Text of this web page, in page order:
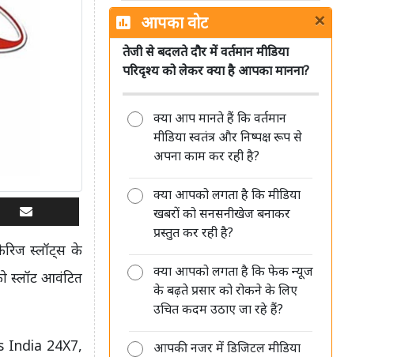
स्लॉट्स के
स्लॉट आवंटित
India 24X7,
पत्रकारिता का अगला भविष्य छोटे शहरों
और हाइपर लोकल रिपोर्टर्स के पास: शमशेर
सिंह
मीडिया की जवाबदेही सिर्फ जनता के प्रति
है, किसी सत्ता या विपक्ष के प्रति नहीं: रंजीत
आपका वोट ×
तेजी से बदलते दौर में वर्तमान मीडिया
परिदृश्य को लेकर क्या है आपका मानना?
क्या आप मानते हैं कि वर्तमान
मीडिया स्वतंत्र और निष्पक्ष रूप से
अपना काम कर रही है?
क्या आपको लगता है कि मीडिया
खबरों को सनसनीखेज बनाकर
प्रस्तुत कर रही है?
क्या आपको लगता है कि फेक न्यूज
के बढ़ते प्रसार को रोकने के लिए
उचित कदम उठाए जा रहे हैं?
आपकी नजर में डिजिटल मीडिया